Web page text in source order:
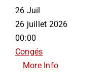
26 Juil
26 juillet 2026
00:00
Congés
More Info